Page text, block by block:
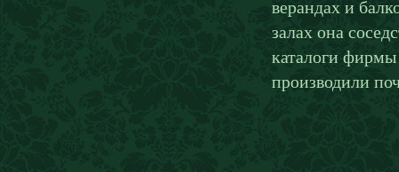
верандах и
залах она
каталоги
производили